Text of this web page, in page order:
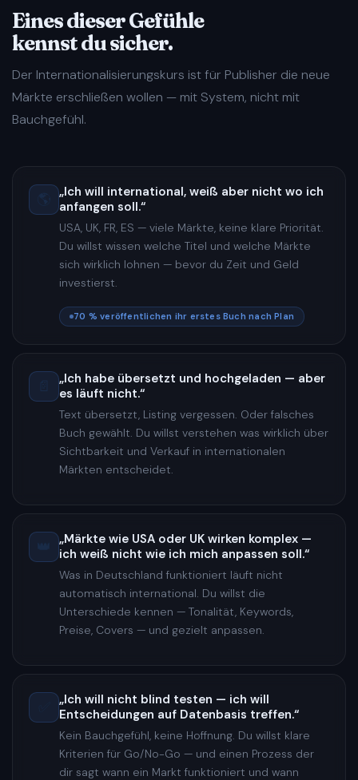
Eines dieser Gefühle
kennst du sicher.
Der Internationalisierungskurs ist für Publisher die neue
Märkte erschließen wollen — mit System, nicht mit
Bauchgefühl.
🌎
„Ich will international, weiß aber nicht wo ich
anfangen soll.“
USA, UK, FR, ES — viele Märkte, keine klare Priorität.
Du willst wissen welche Titel und welche Märkte
sich wirklich lohnen — bevor du Zeit und Geld
investierst.
70 % veröffentlichen ihr erstes Buch nach Plan
„Ich habe übersetzt und hochgeladen — aber
es läuft nicht.“
Text übersetzt, Listing vergessen. Oder falsches
Buch gewählt. Du willst verstehen was wirklich über
Sichtbarkeit und Verkauf in internationalen
Märkten entscheidet.
„Märkte wie USA oder UK wirken komplex —
ich weiß nicht wie ich mich anpassen soll.“
Was in Deutschland funktioniert läuft nicht
automatisch international. Du willst die
Unterschiede kennen — Tonalität, Keywords,
Preise, Covers — und gezielt anpassen.
„Ich will nicht blind testen — ich will
Entscheidungen auf Datenbasis treffen.“
Kein Bauchgefühl, keine Hoffnung. Du willst klare
Kriterien für Go/No-Go — und einen Prozess der
dir sagt wann ein Markt funktioniert und wann